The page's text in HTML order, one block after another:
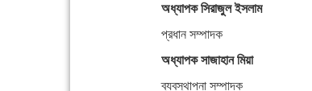
অধ্যাপক সিরাজুল ইসলাম
প্রধান সম্পাদক
অধ্যাপক সাজাহান মিয়া
ব্যবস্থাপনা সম্পাদক